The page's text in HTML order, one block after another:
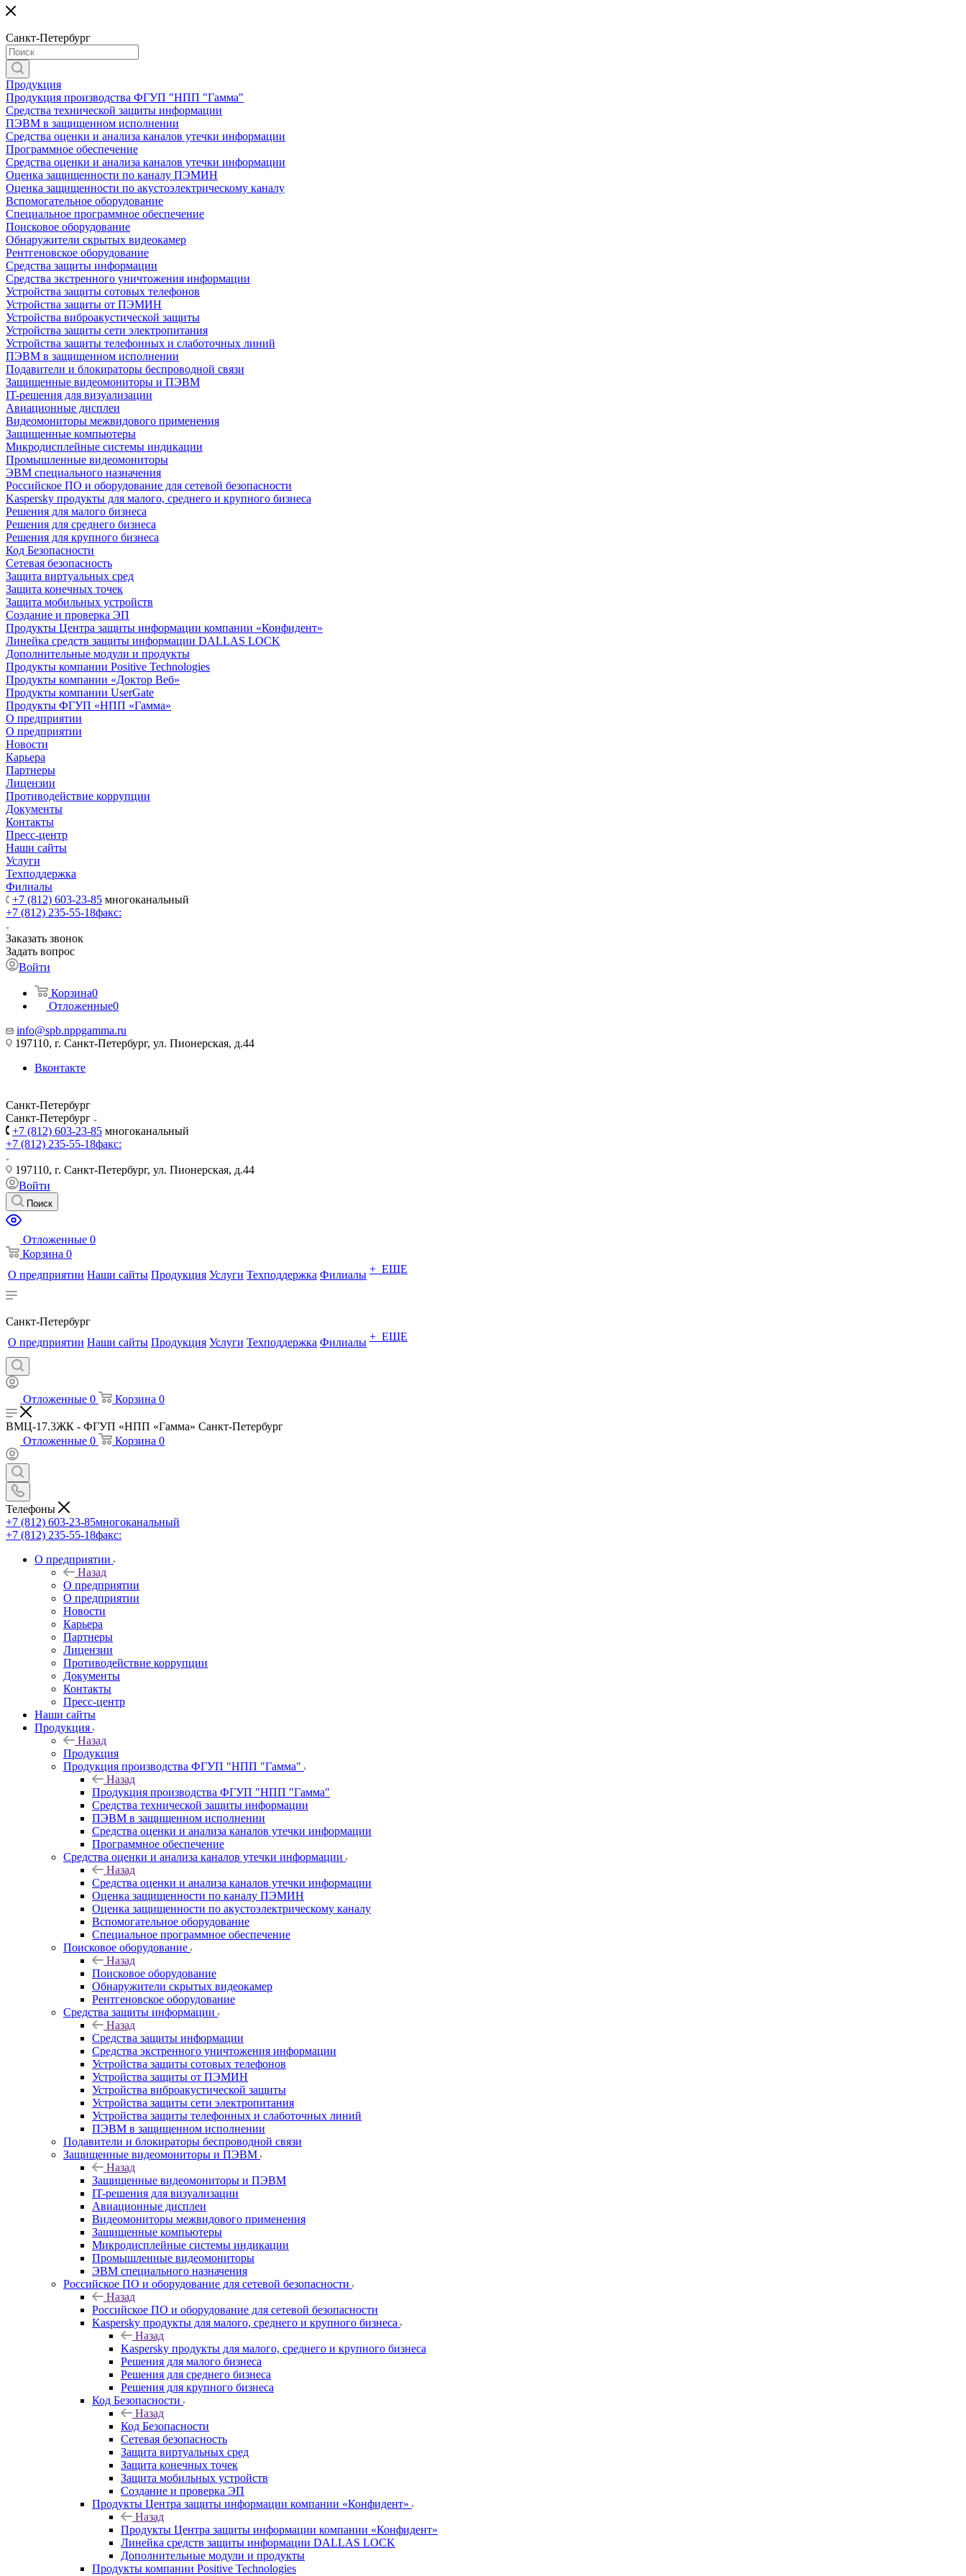
Санкт-Петербург
Продукция
Продукция производства ФГУП "НПП "Гамма"
Средства технической защиты информации
ПЭВМ в защищенном исполнении
Средства оценки и анализа каналов утечки информации
Программное обеспечение
Средства оценки и анализа каналов утечки информации
Оценка защищенности по каналу ПЭМИН
Оценка защищенности по акустоэлектрическому каналу
Вспомогательное оборудование
Специальное программное обеспечение
Поисковое оборудование
Обнаружители скрытых видеокамер
Рентгеновское оборудование
Средства защиты информации
Средства экстренного уничтожения информации
Устройства защиты сотовых телефонов
Устройства защиты от ПЭМИН
Устройства виброакустической защиты
Устройства защиты сети электропитания
Устройства защиты телефонных и слаботочных линий
ПЭВМ в защищенном исполнении
Подавители и блокираторы беспроводной связи
Защищенные видеомониторы и ПЭВМ
IT-решения для визуализации
Авиационные дисплеи
Видеомониторы межвидового применения
Защищенные компьютеры
Микродисплейные системы индикации
Промышленные видеомониторы
ЭВМ специального назначения
Российское ПО и оборудование для сетевой безопасности
Kaspersky продукты для малого, среднего и крупного бизнеса
Решения для малого бизнеса
Решения для среднего бизнеса
Решения для крупного бизнеса
Код Безопасности
Сетевая безопасность
Защита виртуальных сред
Защита конечных точек
Защита мобильных устройств
Создание и проверка ЭП
Продукты Центра защиты информации компании «Конфидент»
Линейка средств защиты информации DALLAS LOCK
Дополнительные модули и продукты
Продукты компании Positive Technologies
Продукты компании «Доктор Веб»
Продукты компании UserGate
Продукты ФГУП «НПП «Гамма»
О предприятии
О предприятии
Новости
Карьера
Партнеры
Лицензии
Противодействие коррупции
Документы
Контакты
Пресс-центр
Наши сайты
Услуги
Техподдержка
Филиалы
+7 (812) 603-23-85 многоканальный
+7 (812) 235-55-18факс:
Заказать звонок
Задать вопрос
Войти
Корзина0
Отложенные0
info@spb.nppgamma.ru
197110, г. Санкт-Петербург, ул. Пионерская, д.44
Вконтакте
Санкт-Петербург
Санкт-Петербург
+7 (812) 603-23-85 многоканальный
+7 (812) 235-55-18факс:
197110, г. Санкт-Петербург, ул. Пионерская, д.44
Войти
Поиск
Отложенные 0
Корзина 0
О предприятии Наши сайты Продукция Услуги Техподдержка Филиалы + ЕЩЕ
Санкт-Петербург
О предприятии Наши сайты Продукция Услуги Техподдержка Филиалы + ЕЩЕ
Отложенные 0 Корзина 0
ВМЦ-17.3ЖК - ФГУП «НПП «Гамма» Санкт-Петербург
Отложенные 0 Корзина 0
Телефоны
+7 (812) 603-23-85многоканальный
+7 (812) 235-55-18факс:
О предприятии
Назад
О предприятии
О предприятии
Новости
Карьера
Партнеры
Лицензии
Противодействие коррупции
Документы
Контакты
Пресс-центр
Наши сайты
Продукция
Назад
Продукция
Продукция производства ФГУП "НПП "Гамма"
Назад
Продукция производства ФГУП "НПП "Гамма"
Средства технической защиты информации
ПЭВМ в защищенном исполнении
Средства оценки и анализа каналов утечки информации
Программное обеспечение
Средства оценки и анализа каналов утечки информации
Назад
Средства оценки и анализа каналов утечки информации
Оценка защищенности по каналу ПЭМИН
Оценка защищенности по акустоэлектрическому каналу
Вспомогательное оборудование
Специальное программное обеспечение
Поисковое оборудование
Назад
Поисковое оборудование
Обнаружители скрытых видеокамер
Рентгеновское оборудование
Средства защиты информации
Назад
Средства защиты информации
Средства экстренного уничтожения информации
Устройства защиты сотовых телефонов
Устройства защиты от ПЭМИН
Устройства виброакустической защиты
Устройства защиты сети электропитания
Устройства защиты телефонных и слаботочных линий
ПЭВМ в защищенном исполнении
Подавители и блокираторы беспроводной связи
Защищенные видеомониторы и ПЭВМ
Назад
Защищенные видеомониторы и ПЭВМ
IT-решения для визуализации
Авиационные дисплеи
Видеомониторы межвидового применения
Защищенные компьютеры
Микродисплейные системы индикации
Промышленные видеомониторы
ЭВМ специального назначения
Российское ПО и оборудование для сетевой безопасности
Назад
Российское ПО и оборудование для сетевой безопасности
Kaspersky продукты для малого, среднего и крупного бизнеса
Назад
Kaspersky продукты для малого, среднего и крупного бизнеса
Решения для малого бизнеса
Решения для среднего бизнеса
Решения для крупного бизнеса
Код Безопасности
Назад
Код Безопасности
Сетевая безопасность
Защита виртуальных сред
Защита конечных точек
Защита мобильных устройств
Создание и проверка ЭП
Продукты Центра защиты информации компании «Конфидент»
Назад
Продукты Центра защиты информации компании «Конфидент»
Линейка средств защиты информации DALLAS LOCK
Дополнительные модули и продукты
Продукты компании Positive Technologies